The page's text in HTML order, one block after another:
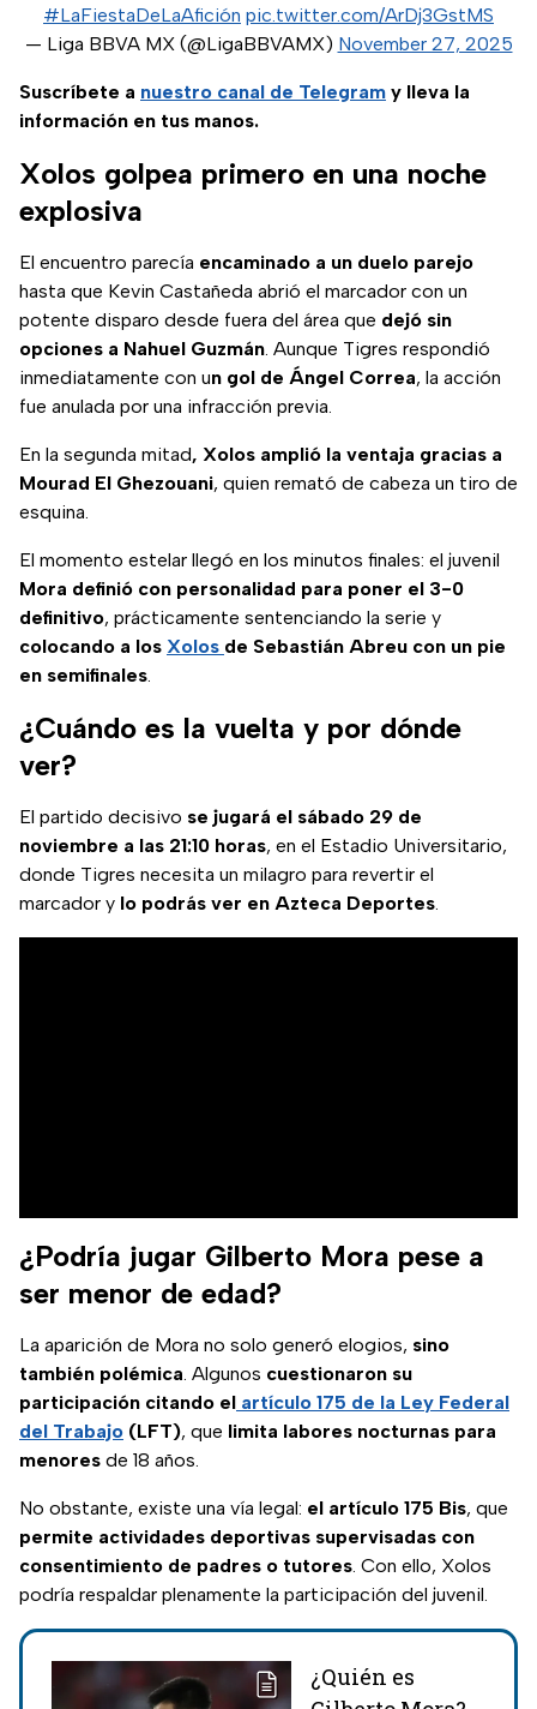
#LaFiestaDeLaAfición pic.twitter.com/ArDj3GstMS
— Liga BBVA MX (@LigaBBVAMX) November 27, 2025
Suscríbete a nuestro canal de Telegram y lleva la
información en tus manos.
Xolos golpea primero en una noche
explosiva
El encuentro parecía encaminado a un duelo parejo
hasta que Kevin Castañeda abrió el marcador con un
potente disparo desde fuera del área que dejó sin
opciones a Nahuel Guzmán. Aunque Tigres respondió
inmediatamente con un gol de Ángel Correa, la acción
fue anulada por una infracción previa.
En la segunda mitad, Xolos amplió la ventaja gracias a
Mourad El Ghezouani, quien remató de cabeza un tiro de
esquina.
El momento estelar llegó en los minutos finales: el juvenil
Mora definió con personalidad para poner el 3-0
definitivo, prácticamente sentenciando la serie y
colocando a los Xolos de Sebastián Abreu con un pie
en semifinales.
¿Cuándo es la vuelta y por dónde
ver?
El partido decisivo se jugará el sábado 29 de
noviembre a las 21:10 horas, en el Estadio Universitario,
donde Tigres necesita un milagro para revertir el
marcador y lo podrás ver en Azteca Deportes.
¿Podría jugar Gilberto Mora pese a
ser menor de edad?
La aparición de Mora no solo generó elogios, sino
también polémica. Algunos cuestionaron su
participación citando el artículo 175 de la Ley Federal
del Trabajo (LFT), que limita labores nocturnas para
menores de 18 años.
No obstante, existe una vía legal: el artículo 175 Bis, que
permite actividades deportivas supervisadas con
consentimiento de padres o tutores. Con ello, Xolos
podría respaldar plenamente la participación del juvenil.
¿Quién es